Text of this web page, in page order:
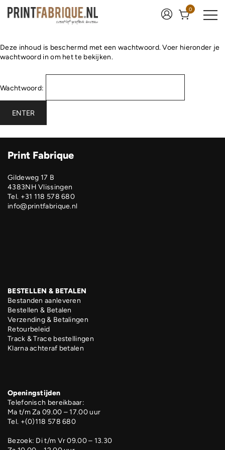
0
Deze inhoud is beschermd met een wachtwoord. Voer hieronder je
wachtwoord in om het te bekijken.
Wachtwoord:
Print Fabrique
Gildeweg 17 B
4383NH Vlissingen
Tel. +31 118 578 680
info@printfabrique.nl
BESTELLEN & BETALEN
Bestanden aanleveren
Bestellen & Betalen
Verzending & Betalingen
Retourbeleid
Track & Trace bestellingen
Klarna achteraf betalen
Openingstijden
Telefonisch bereikbaar:
Ma t/m Za 09.00 – 17.00 uur
Tel. +(0)118 578 680
Bezoek: Di t/m Vr 09.00 – 13.30